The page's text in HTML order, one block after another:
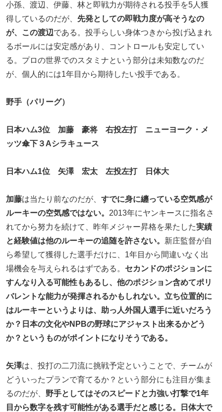
小孫、渡辺、伊藤、林と即戦力が期待される投手を5人獲
得しているのだが、 先発としての即戦力度が高そうなの
が、この渡辺である。投手らしい身体つきから投げ込まれ
るボールには安定感があり、コントロールも安定してい
る。プロの世界でのスタミナという部分は未知数なのだ
が、個人的には1年目から期待したい投手である。
野手（パリーグ）
日本ハム3位 加藤 豪将 右投左打 ニューヨーク・メ
ッツ傘下３Aシラキュース
日本ハム1位 矢澤 宏太 左投左打 日体大
加藤は当たり前なのだが、 すでに身に纏っている空気感が
ルーキーの空気感ではない。 2013年にヤンキースに指名さ
れてから努力を続けて、昨年メジャー昇格を果たした実績
と経験値は他のルーキーの追随を許さない。 新庄監督が自
ら希望して獲得した選手だけに、1年目から間違いなく出
場機会を与えられるはずである。 セカンドのポジションに
すんなり入る可能性もあるし、他のポジション含めてポリ
バレントな能力が発揮されるかもしれない。立ち位置的に
はルーキーというよりは、助っ人外国人選手に近いだろう
か？日本の文化やNPBの野球にアジャスト出来るかどう
か？というものがポイントになりそうである。
矢澤は、投打の二刀流に挑戦予定ということで、チームが
どういったプランで育てるか？という部分にも注目が集ま
るのだが、 野手としてはそのスピードと力強い打撃で1年
目から数字を残す可能性がある選手だと感じる。日体大で